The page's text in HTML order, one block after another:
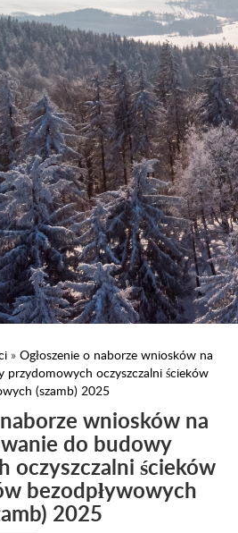
» Ogłoszenie o naborze wniosków na
oczyszczalni ścieków
(szamb) 2025
wniosków na
do budowy
oczyszczalni ścieków
bezodpływowych
2025